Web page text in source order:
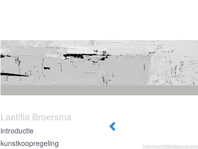
Laetitia Broersma
introductie
kunstkoopregeling